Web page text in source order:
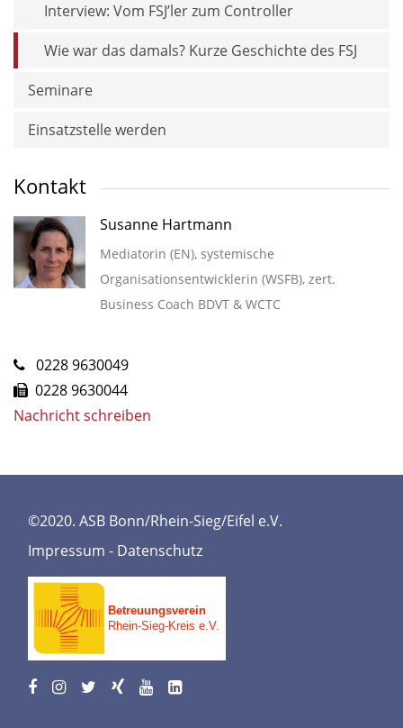
Interview: Vom FSJ’ler zum Controller
Wie war das damals? Kurze Geschichte des FSJ
Seminare
Einsatzstelle werden
Kontakt
Susanne Hartmann
Mediatorin (EN), systemische
Organisationsentwicklerin (WSFB), zert.
Business Coach BDVT & WCTC
0228 9630049
0228 9630044
Nachricht schreiben
©2020. ASB Bonn/Rhein-Sieg/Eifel e.V.
Impressum - Datenschutz